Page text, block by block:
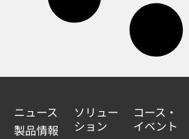
ニュース
製品情報
ソリュー
ション
コース・
イベント